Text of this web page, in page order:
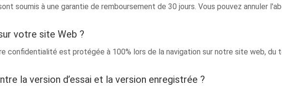
soumis à une garantie de remboursement de 30 jours. Vous pouvez annuler
votre site Web ?
confidentialité est protégée à 100% lors de la navigation sur notre site web, du
la version d’essai et la version enregistrée ?